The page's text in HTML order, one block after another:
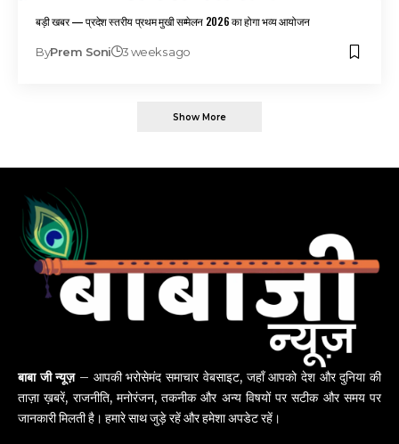
बड़ी खबर — प्रदेश स्तरीय प्रथम मुखी सम्मेलन 2026 का होगा भव्य आयोजन
ByPrem Soni 3 weeks ago
Show More
बाबा जी न्यूज़– आपकी भरोसेमंद समाचार वेबसाइट, जहाँ आपको देश और दुनिया की
ताज़ा ख़बरें, राजनीति, मनोरंजन, तकनीक और अन्य विषयों पर सटीक और समय पर
जानकारी मिलती है। हमारे साथ जुड़े रहें और हमेशा अपडेट रहें।